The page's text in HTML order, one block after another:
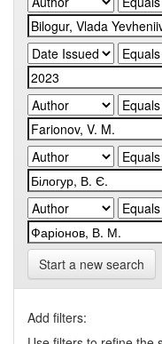
Start a new search
Add filters: